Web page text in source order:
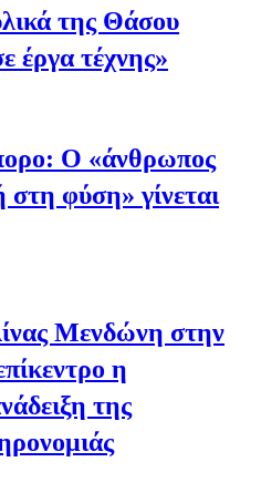
της Θάσου
έργα τέχνης»
Ο «άνθρωπος
φύση» γίνεται
Μενδώνη στην
η
της